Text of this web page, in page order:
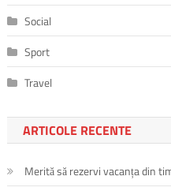
Social
Sport
Travel
ARTICOLE RECENTE
Merită să rezervi vacanța din